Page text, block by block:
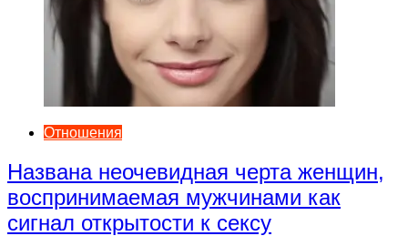
Отношения
Названа неочевидная черта женщин,
воспринимаемая мужчинами как
сигнал открытости к сексу